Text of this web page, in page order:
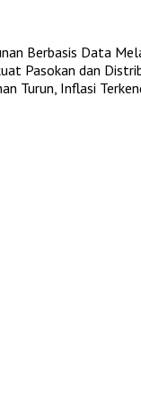
Berbasis Data
Pasokan dan
Turun, Inflasi